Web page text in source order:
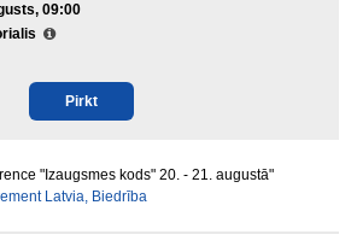
09:00
Pirkt
"Izaugsmes kods" 20. - 21. augustā"
Latvia, Biedrība